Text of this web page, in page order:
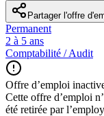
Partager l'offre
Permanent
2 à 5 ans
Comptabilité / Audit
Offre d’emploi
Cette offre d’emploi
été retirée par